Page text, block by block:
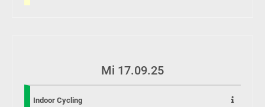
Mi 17.09.25
Indoor Cycling